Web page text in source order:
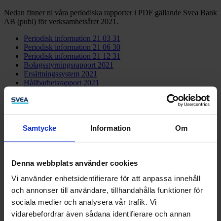
Samtycke Information Om
Denna webbplats använder cookies
Vi använder enhetsidentifierare för att anpassa innehåll
och annonser till användare, tillhandahålla funktioner för
sociala medier och analysera vår trafik. Vi
vidarebefordrar även sådana identifierare och annan
Nedan finner ni våra periodiska rapporter i PDF gällande Svea Bank
AB (publ) för verksamhetsåret 2021.
Periodisk information 21 03 31
Periodisk information 21 06 30
Periodisk information 21 12 31
Bolagsstyrningsrapport 2021
Ersättningssystem 2021
Hållbarhetsrapport 2021
Nedan finner ni en periodisk rapport i PDF per kvartal gällande
Svea Ekonomi AB (publ) för verksamhetsåret 2020.
Periodisk information 20 03 31
Periodisk information 20 06 30
Periodisk information 20 09 30
Periodisk information 20 12 31
Bolagsstyrningsrapport 2020
Ersättningssystem
Hållbarhetsrapport 2020